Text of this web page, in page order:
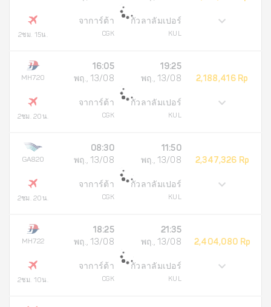
2ชม. 15น.
จาการ์ต้า
CGK
กัวลาลัมเปอร์
KUL
MH720
2ชม. 20น.
16:05
พฤ., 13/08
จาการ์ต้า
CGK
19:25
พฤ., 13/08
กัวลาลัมเปอร์
KUL
2,188,416 Rp
GA820
2ชม. 20น.
08:30
พฤ., 13/08
จาการ์ต้า
CGK
11:50
พฤ., 13/08
กัวลาลัมเปอร์
KUL
2,347,326 Rp
MH722
2ชม. 10น.
18:25
พฤ., 13/08
จาการ์ต้า
CGK
21:35
พฤ., 13/08
กัวลาลัมเปอร์
KUL
2,404,080 Rp